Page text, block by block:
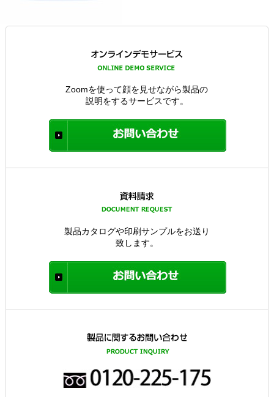
Zoomを使って顔を見せながら製品の
説明をするサービスです。
製品カタログや印刷サンプルをお送り
致します。